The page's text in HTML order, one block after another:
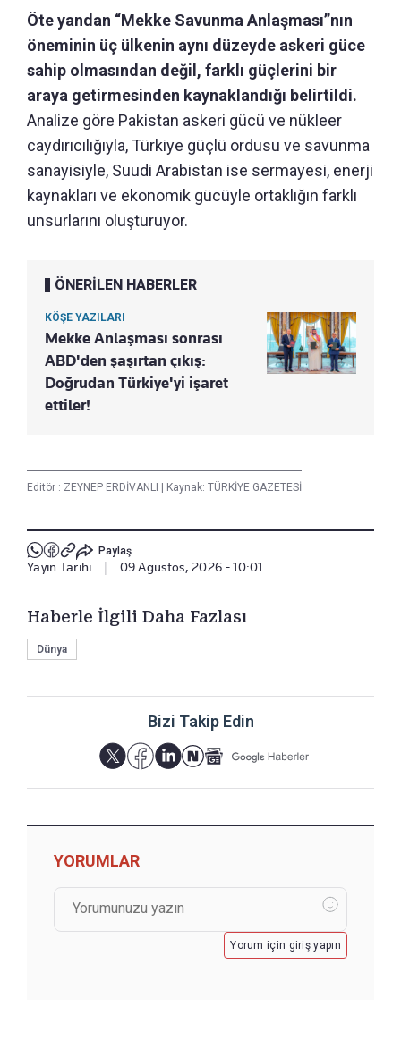
Öte yandan “Mekke Savunma Anlaşması”nın
öneminin üç ülkenin aynı düzeyde askeri güce
sahip olmasından değil, farklı güçlerini bir
araya getirmesinden kaynaklandığı belirtildi.
Analize göre Pakistan askeri gücü ve nükleer
caydırıcılığıyla, Türkiye güçlü ordusu ve savunma
sanayisiyle, Suudi Arabistan ise sermayesi, enerji
kaynakları ve ekonomik gücüyle ortaklığın farklı
unsurlarını oluşturuyor.
ÖNERİLEN HABERLER
KÖŞE YAZILARI
Mekke Anlaşması sonrası
ABD'den şaşırtan çıkış:
Doğrudan Türkiye'yi işaret
ettiler!
Editör : ZEYNEP ERDİVANLI | Kaynak: TÜRKİYE GAZETESİ
Paylaş
Yayın Tarihi 09 Ağustos, 2026 - 10:01
Haberle İlgili Daha Fazlası
Dünya
Bizi Takip Edin
YORUMLAR
Yorum için giriş yapın